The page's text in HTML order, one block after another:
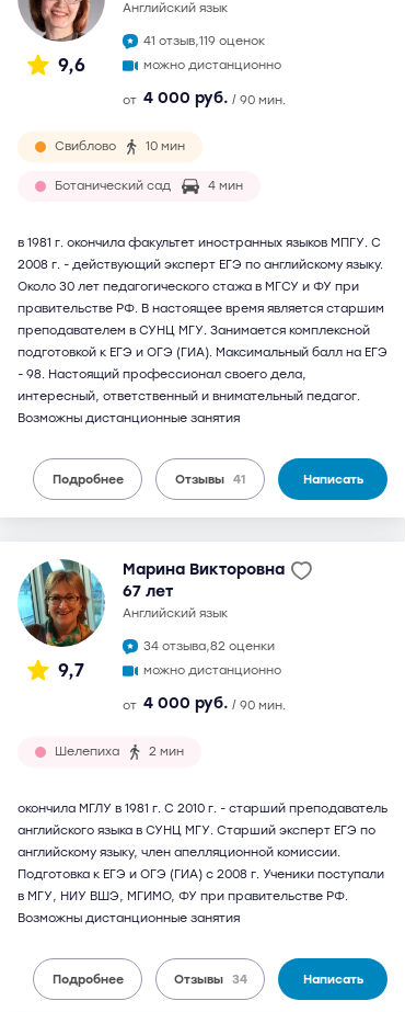
9,6
английский язык
41 отзыв,119 оценок
можно дистанционно
от 4 000 руб. / 90 мин.
Свиблово 10 мин
Ботанический сад 4 мин
в 1981 г. окончила факультет иностранных языков МПГУ. С
2008 г. - действующий эксперт ЕГЭ по английскому языку.
Около 30 лет педагогического стажа в МГСУ и ФУ при
правительстве РФ. В настоящее время является старшим
преподавателем в СУНЦ МГУ. Занимается комплексной
подготовкой к ЕГЭ и ОГЭ (ГИА). Максимальный балл на ЕГЭ
- 98. Настоящий профессионал своего дела,
интересный, ответственный и внимательный педагог.
Возможны дистанционные занятия
Подробнее Отзывы 41 Написать
9,7
Марина Викторовна
67 лет
английский язык
34 отзыва,82 оценки
можно дистанционно
от 4 000 руб. / 90 мин.
Шелепиха 2 мин
окончила МГЛУ в 1981 г. С 2010 г. - старший преподаватель
английского языка в СУНЦ МГУ. Старший эксперт ЕГЭ по
английскому языку, член апелляционной комиссии.
Подготовка к ЕГЭ и ОГЭ (ГИА) с 2008 г. Ученики поступали
в МГУ, НИУ ВШЭ, МГИМО, ФУ при правительстве РФ.
Возможны дистанционные занятия
Подробнее Отзывы 34 Написать